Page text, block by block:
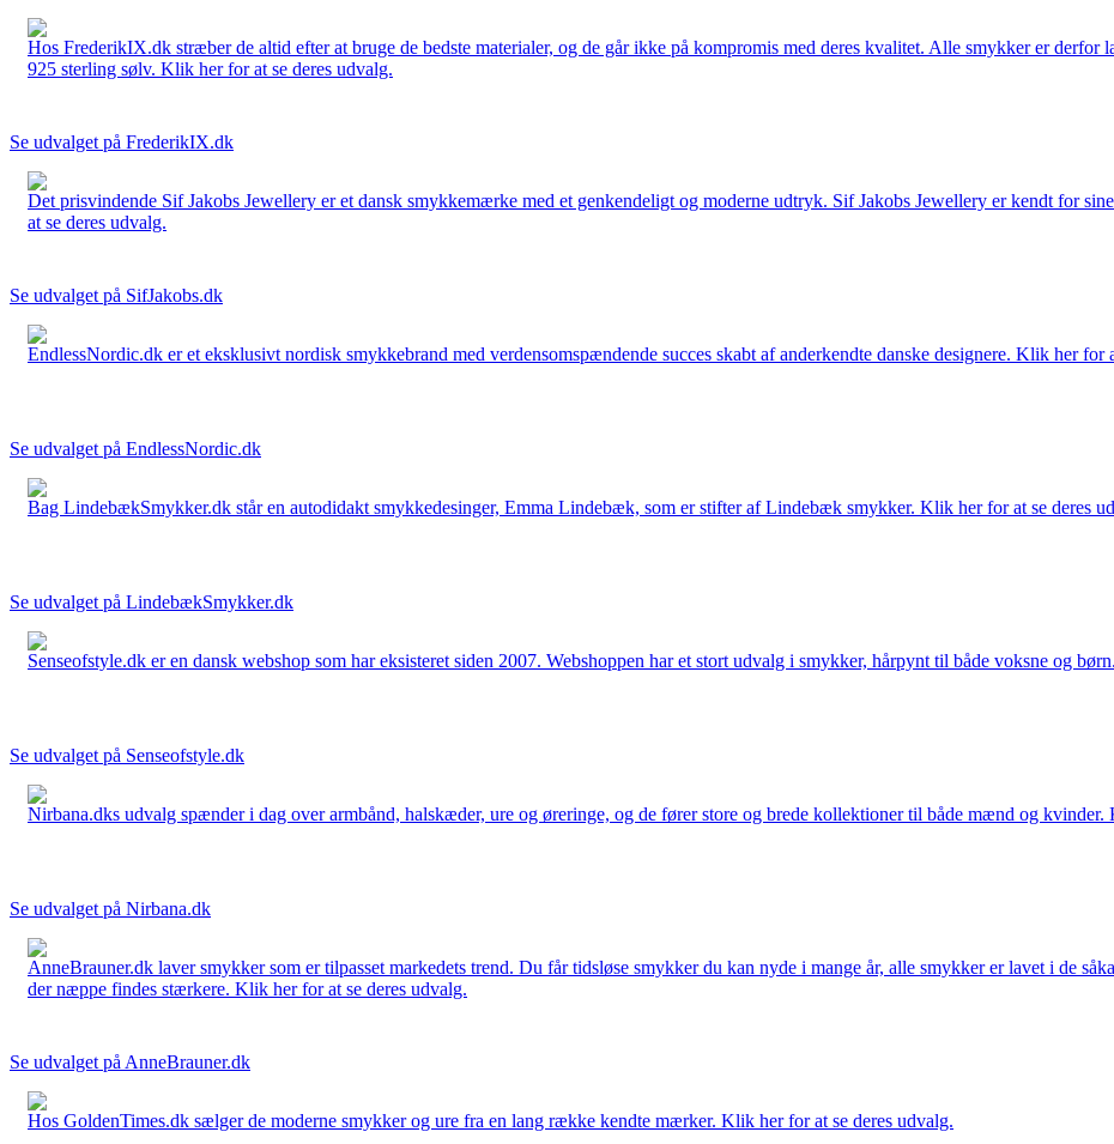
Hos FrederikIX.dk stræber de altid efter at bruge de bedste materialer, og de går ikke på kompromis med deres kvalitet. Alle smykker er
925 sterling sølv. Klik her for at se deres udvalg.
Se udvalget på FrederikIX.dk
Det prisvindende Sif Jakobs Jewellery er et dansk smykkemærke med et genkendeligt og moderne udtryk. Sif Jakobs Jewellery er kendt for
at se deres udvalg.
Se udvalget på SifJakobs.dk
EndlessNordic.dk er et eksklusivt nordisk smykkebrand med verdensomspændende succes skabt af anderkendte danske designere. Klik her for
Se udvalget på EndlessNordic.dk
Bag LindebækSmykker.dk står en autodidakt smykkedesinger, Emma Lindebæk, som er stifter af Lindebæk smykker. Klik her for at se deres
Se udvalget på LindebækSmykker.dk
Senseofstyle.dk er en dansk webshop som har eksisteret siden 2007. Webshoppen har et stort udvalg i smykker, hårpynt til både voksne og
Se udvalget på Senseofstyle.dk
Nirbana.dks udvalg spænder i dag over armbånd, halskæder, ure og øreringe, og de fører store og brede kollektioner til både mænd og kvinder.
Se udvalget på Nirbana.dk
AnneBrauner.dk laver smykker som er tilpasset markedets trend. Du får tidsløse smykker du kan nyde i mange år, alle smykker er lavet i de
der næppe findes stærkere. Klik her for at se deres udvalg.
Se udvalget på AnneBrauner.dk
Hos GoldenTimes.dk sælger de moderne smykker og ure fra en lang række kendte mærker. Klik her for at se deres udvalg.